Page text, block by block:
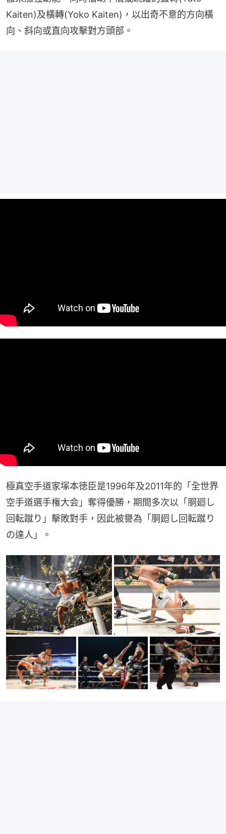
Kaiten)及橫轉(Yoko Kaiten)，以出奇不意的方向橫
向、斜向或直向攻擊對方頭部。
極真空手道家塚本徳臣是1996年及2011年的「全世界
空手道選手権大会」奪得優勝，期間多次以「胴廻し
回転蹴り」擊敗對手，因此被譽為「胴廻し回転蹴り
の達人」。